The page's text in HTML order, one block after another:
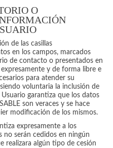
O
de las casillas
en los campos, marcados
de contacto o presentados en
y de forma libre e
para atender su
voluntaria la inclusión de
garantiza que los datos
son veraces y se hace
modificación de los mismos.
expresamente a los
no serán cedidos en ningún
realizara algún tipo de cesión